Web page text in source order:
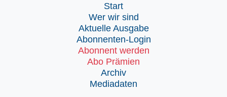
Start
Wer wir sind
Aktuelle Ausgabe
Abonnenten-Login
Abonnent werden
Abo Prämien
Archiv
Mediadaten